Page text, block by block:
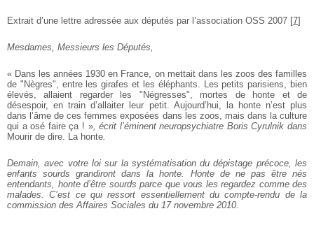
Extrait d’une lettre adressée aux députés par l’association OSS 2007 [7]
Mesdames, Messieurs les Députés,
« Dans les années 1930 en France, on mettait dans les zoos des familles
de "Nègres", entre les girafes et les éléphants. Les petits parisiens, bien
élevés, allaient regarder les "Négresses", mortes de honte et de
désespoir, en train d’allaiter leur petit. Aujourd’hui, la honte n’est plus
dans l’âme de ces femmes exposées dans les zoos, mais dans la culture
qui a osé faire ça ! », écrit l’éminent neuropsychiatre Boris Cyrulnik dans
Mourir de dire. La honte
Demain, avec votre loi sur la systématisation du dépistage précoce, les
enfants sourds grandiront dans la honte. Honte de ne pas être nés
entendants, honte d’être sourds parce que vous les regardez comme des
malades. C’est ce qui ressort essentiellement du compte-rendu de la
commission des Affaires Sociales du 17 novembre 2010.